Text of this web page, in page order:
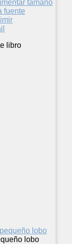
libro
lobo